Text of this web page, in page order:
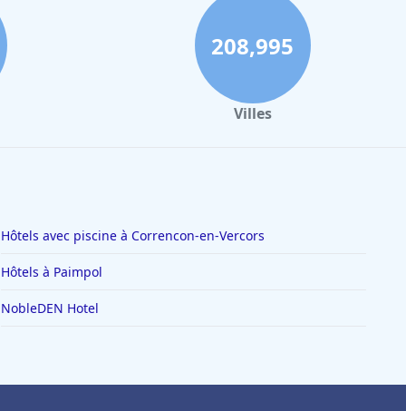
208,995
Villes
Hôtels avec piscine à Correncon-en-Vercors
Hôtels à Paimpol
NobleDEN Hotel